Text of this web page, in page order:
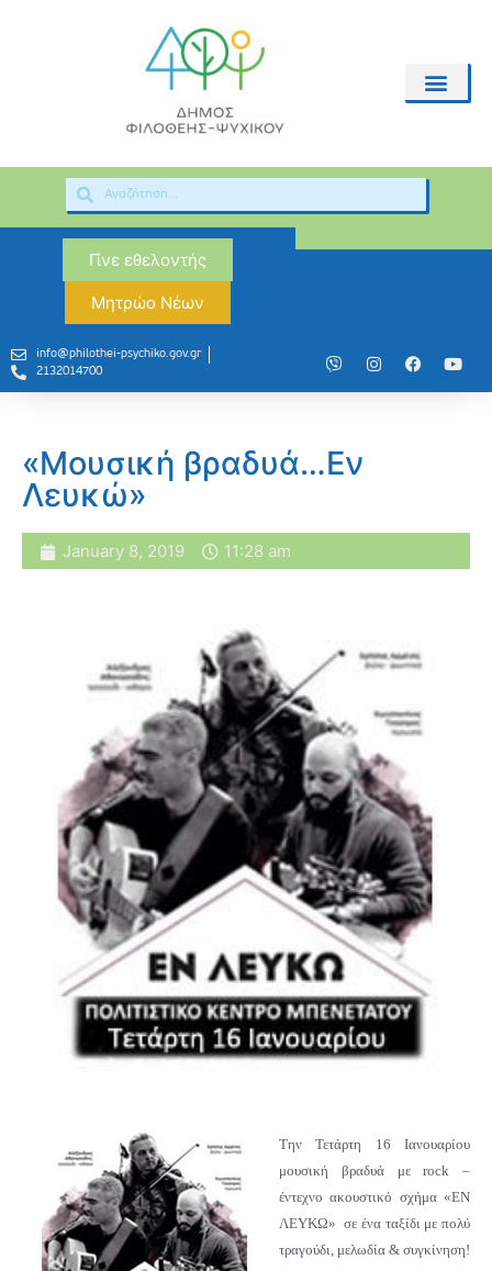
Γίνε εθελοντής
Μητρώο Νέων
info@philothei-psychiko.gov.gr
2132014700
«Μουσική βραδυά…Εν
Λευκώ»
January 8, 2019 11:28 am
Την Τετάρτη 16 Ιανουαρίου
μουσική βραδυά με rock –
έντεχνο ακουστικό σχήμα «ΕΝ
ΛΕΥΚΩ» σε ένα ταξίδι με πολύ
τραγούδι, μελωδία & συγκίνηση!